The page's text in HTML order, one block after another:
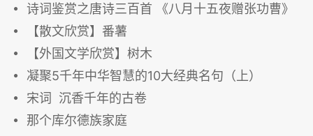
诗词鉴赏之唐诗三百首 《八月十五夜赠张功曹》
【散文欣赏】番薯
【外国文学欣赏】树木
凝聚5千年中华智慧的10大经典名句（上）
宋词 沉香千年的古卷
那个库尔德族家庭